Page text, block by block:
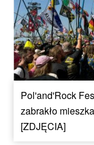
Pol'and'Rock
zabrakło
[ZDJĘCIA]